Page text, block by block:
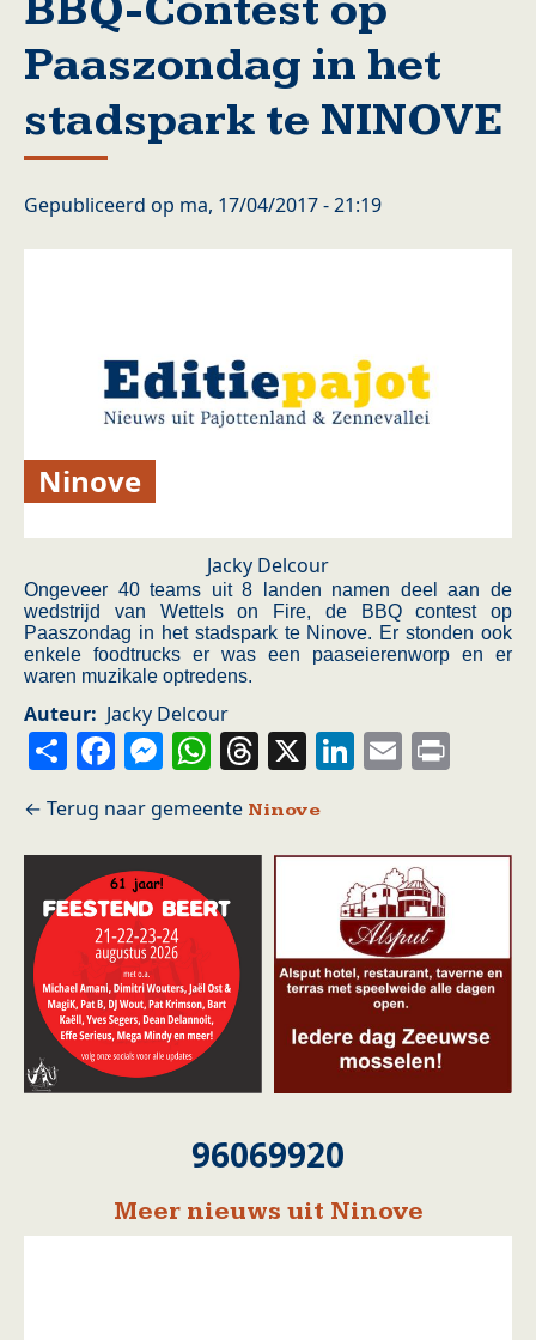
Paaszondag in het
stadspark te NINOVE
Gepubliceerd op ma, 17/04/2017 - 21:19
Ninove
Jacky Delcour
Ongeveer 40 teams uit 8 landen namen deel aan de
wedstrijd van Wettels on Fire, de BBQ contest op
Paaszondag in het stadspark te Ninove. Er stonden ook
enkele foodtrucks er was een paaseierenworp en er
waren muzikale optredens.
Auteur Jacky Delcour
ShareFacebook
Messenger
WhatsApp
Threads
X LinkedIn
Email
Ninove
96069920
Meer nieuws uit Ninove